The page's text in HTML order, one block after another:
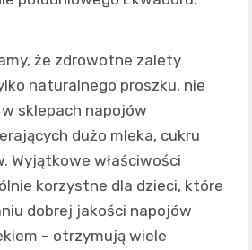
że zdrowotne zalety
naturalnego proszku, nie
sklepach napojów
dużo mleka, cukru
Wyjątkowe właściwości
korzystne dla dzieci, które
dobrej jakości napojów
– otrzymują wiele